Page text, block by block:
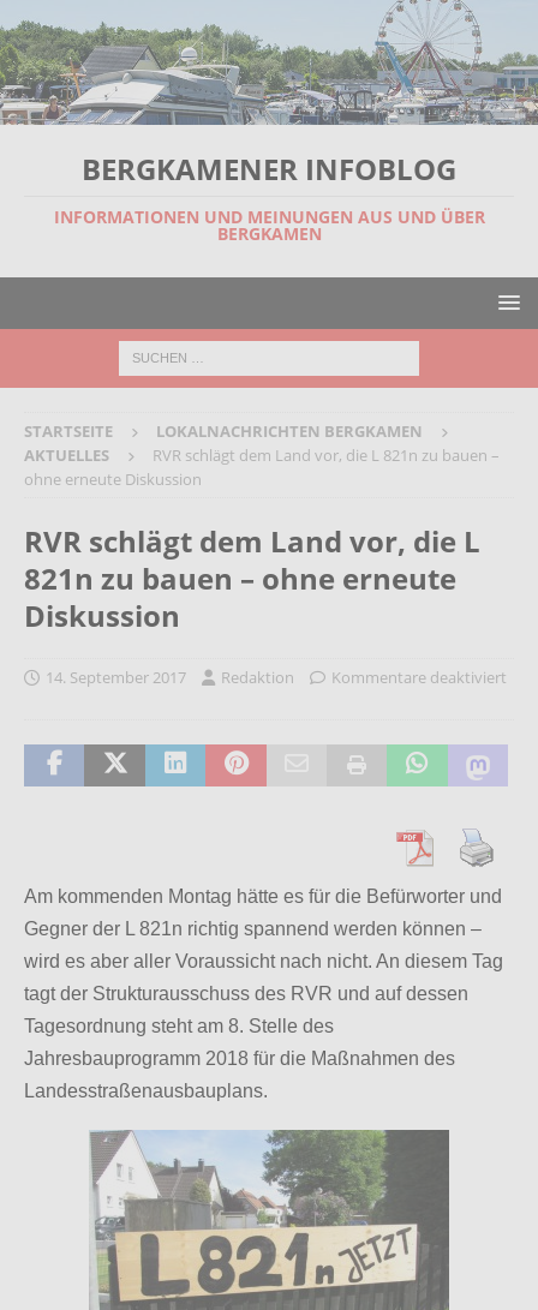
BERGKAMENER INFOBLOG
INFORMATIONEN UND MEINUNGEN AUS UND ÜBER
BERGKAMEN
STARTSEITE
LOKALNACHRICHTEN BERGKAMEN
AKTUELLES
RVR schlägt dem Land vor, die L 821n zu bauen –
ohne erneute Diskussion
RVR schlägt dem Land vor, die L
821n zu bauen – ohne erneute
Diskussion
14. September 2017 Redaktion Kommentare deaktiviert
Am kommenden Montag hätte es für die Befürworter und
Gegner der L 821n richtig spannend werden können –
wird es aber aller Voraussicht nach nicht. An diesem Tag
tagt der Strukturausschuss des RVR und auf dessen
Tagesordnung steht am 8. Stelle des
Jahresbauprogramm 2018 für die Maßnahmen des
Landesstraßenausbauplans.